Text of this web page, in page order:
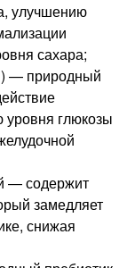
улучшению
сахара;
— природный
уровня глюкозы
— содержит
замедляет
снижая